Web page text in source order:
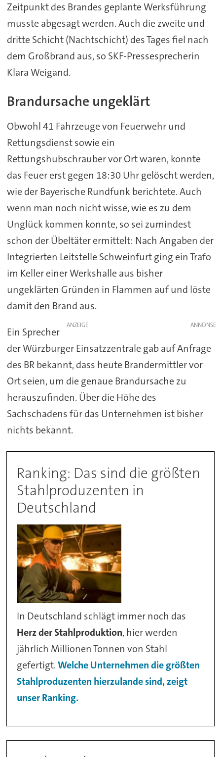
Zeitpunkt des Brandes geplante Werksführung
musste abgesagt werden. Auch die zweite und
dritte Schicht (Nachtschicht) des Tages fiel nach
dem Großbrand aus, so SKF-Pressesprecherin
Klara Weigand.
Brandursache ungeklärt
Obwohl 41 Fahrzeuge von Feuerwehr und
Rettungsdienst sowie ein
Rettungshubschrauber vor Ort waren, konnte
das Feuer erst gegen 18:30 Uhr gelöscht werden,
wie der Bayerische Rundfunk berichtete. Auch
wenn man noch nicht wisse, wie es zu dem
Unglück kommen konnte, so sei zumindest
schon der Übeltäter ermittelt: Nach Angaben der
Integrierten Leitstelle Schweinfurt ging ein Trafo
im Keller einer Werkshalle aus bisher
ungeklärten Gründen in Flammen auf und löste
damit den Brand aus.
ANZEIGE
Ein Sprecher
der Würzburger Einsatzzentrale gab auf Anfrage
des BR bekannt, dass heute Brandermittler vor
Ort seien, um die genaue Brandursache zu
herauszufinden. Über die Höhe des
Sachschadens für das Unternehmen ist bisher
nichts bekannt.
Ranking: Das sind die größten
Stahlproduzenten in
Deutschland
In Deutschland schlägt immer noch das
Herz der Stahlproduktion, hier werden
jährlich Millionen Tonnen von Stahl
gefertigt.Welche Unternehmen die größten
Stahlproduzenten hierzulande sind, zeigt
unser Ranking.